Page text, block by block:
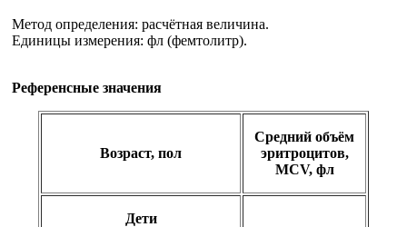
Метод определения: расчётная величина.
Единицы измерения: фл (фемтолитр).
Референсные значения
Возраст, пол
Средний объём
эритроцитов,
MCV, фл
Дети